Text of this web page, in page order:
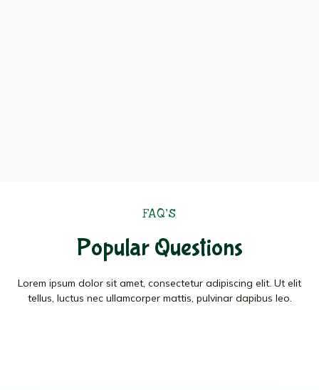
FAQ's
Popular Questions
Lorem ipsum dolor sit amet, consectetur adipiscing elit. Ut elit
tellus, luctus nec ullamcorper mattis, pulvinar dapibus leo.